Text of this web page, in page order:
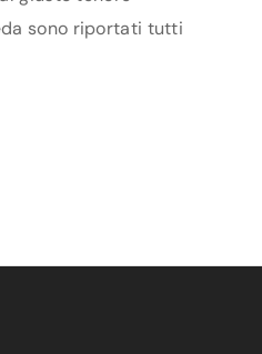
sono riportati tutti